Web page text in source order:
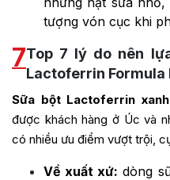
tượng vón cục khi
7Top 7 lý do nên
Lactoferrin Formula
Sữa bột Lactoferrin xanh
được khách hàng ở Úc và
có nhiều ưu điểm vượt trội,
Về xuất xứ: dòng